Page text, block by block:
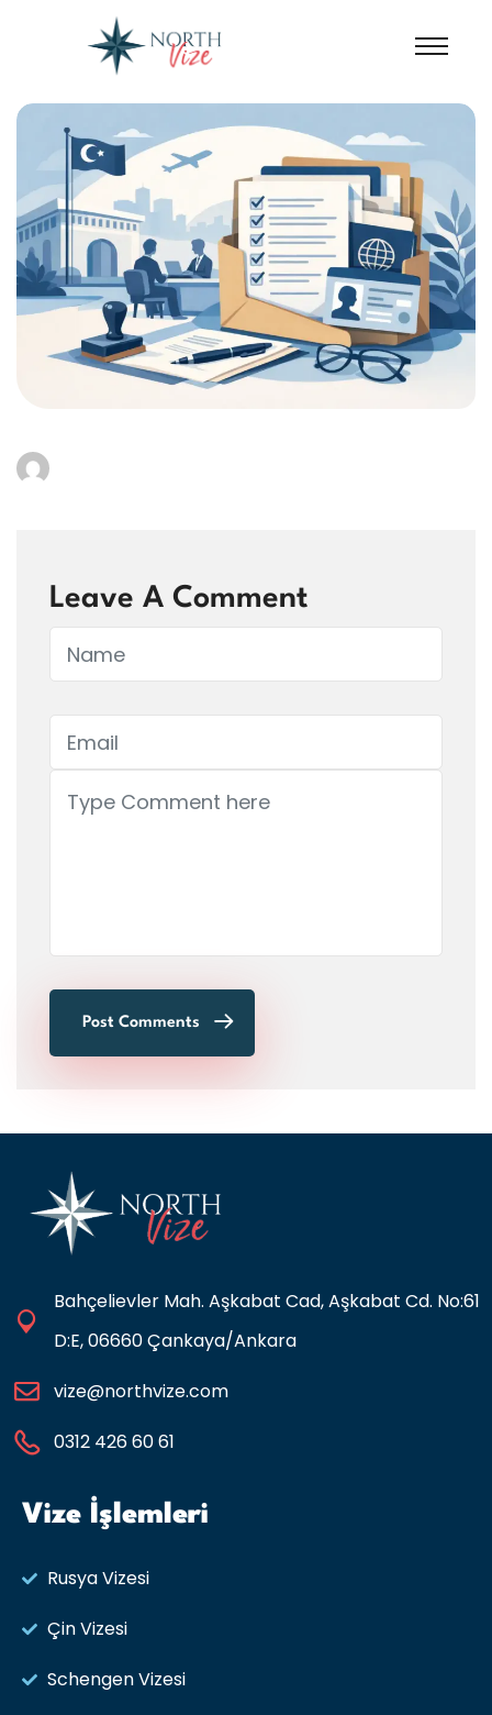
Leave A Comment
Post Comments
Bahçelievler Mah. Aşkabat Cad, Aşkabat Cd. No:61
D:E, 06660 Çankaya/Ankara
vize@northvize.com
0312 426 60 61
Vize İşlemleri
Rusya Vizesi​
Çin Vizesi
Schengen Vizesi